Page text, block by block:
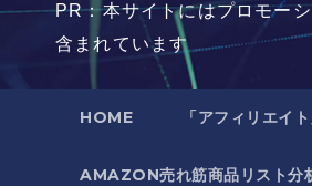
PR：本サイトにはプロモー
含まれています
HOME 「アフィリエイ
AMAZON売れ筋商品リスト分